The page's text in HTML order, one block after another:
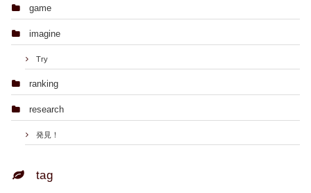
game
imagine
Try
ranking
research
発見！
tag